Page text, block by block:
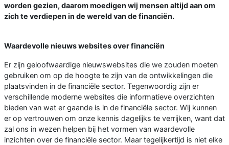
worden gezien, daarom moedigen wij mensen altijd aan om
zich te verdiepen in de wereld van de financiën.
Waardevolle nieuws websites over financiën
Er zijn geloofwaardige nieuwswebsites die we zouden moeten
gebruiken om op de hoogte te zijn van de ontwikkelingen die
plaatsvinden in de financiële sector. Tegenwoordig zijn er
verschillende moderne websites die informatieve overzichten
bieden van wat er gaande is in de financiële sector. Wij kunnen
er op vertrouwen om onze kennis dagelijks te verrijken, want dat
zal ons in wezen helpen bij het vormen van waardevolle
inzichten over de financiële sector. Maar tegelijkertijd is niet elke